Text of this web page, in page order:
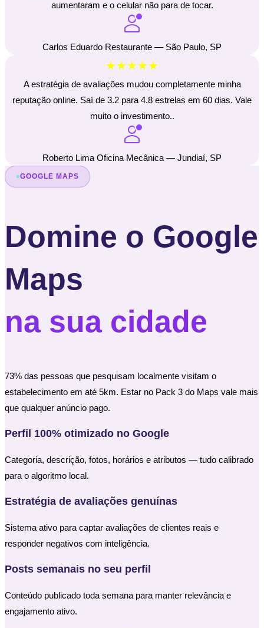
aumentaram e o celular não para de tocar.
Carlos Eduardo Restaurante — São Paulo, SP
★★★★★
A estratégia de avaliações mudou completamente minha
reputação online. Saí de 3.2 para 4.8 estrelas em 60 dias. Vale
muito o investimento..
Roberto Lima Oficina Mecânica — Jundiaí, SP
GOOGLE MAPS
Domine o Google
Maps
na sua cidade
73% das pessoas que pesquisam localmente visitam o
estabelecimento em até 5km. Estar no Pack 3 do Maps vale mais
que qualquer anúncio pago.
Perfil 100% otimizado no Google
Categoria, descrição, fotos, horários e atributos — tudo calibrado
para o algoritmo local.
Estratégia de avaliações genuínas
Sistema ativo para captar avaliações de clientes reais e
responder negativos com inteligência.
Posts semanais no seu perfil
Conteúdo publicado toda semana para manter relevância e
engajamento ativo.